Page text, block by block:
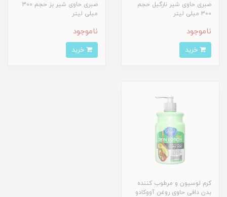
صبری حاوی شیر نارگیل حجم
300 میلی لیتر
ناموجود
صبری حاوی شیر بز حجم 300
میلی لیتر
ناموجود
کرم لوسیون و مرطوب کننده
بدن دافی حاوی روغن آووکادو